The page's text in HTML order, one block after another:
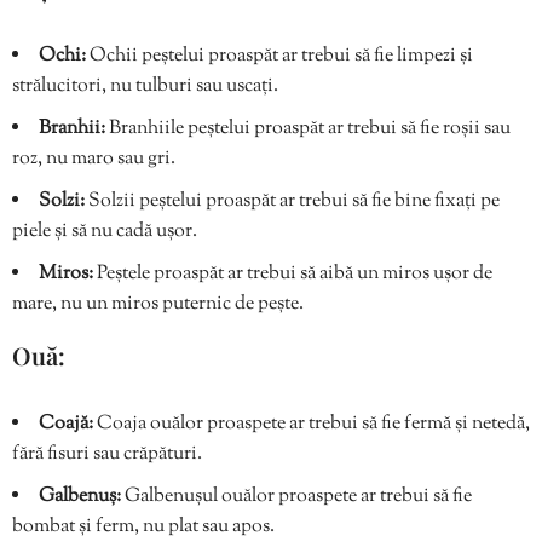
Ochi:Ochii peștelui proaspăt ar trebui să fie limpezi și
strălucitori, nu tulburi sau uscați.
Branhii:Branhiile peștelui proaspăt ar trebui să fie roșii sau
roz, nu maro sau gri.
Solzi:Solzii peștelui proaspăt ar trebui să fie bine fixați pe
piele și să nu cadă ușor.
Miros:Peștele proaspăt ar trebui să aibă un miros ușor de
mare, nu un miros puternic de pește.
Ouă:
Coajă:Coaja ouălor proaspete ar trebui să fie fermă și netedă,
fără fisuri sau crăpături.
Galbenuș:Galbenușul ouălor proaspete ar trebui să fie
bombat și ferm, nu plat sau apos.